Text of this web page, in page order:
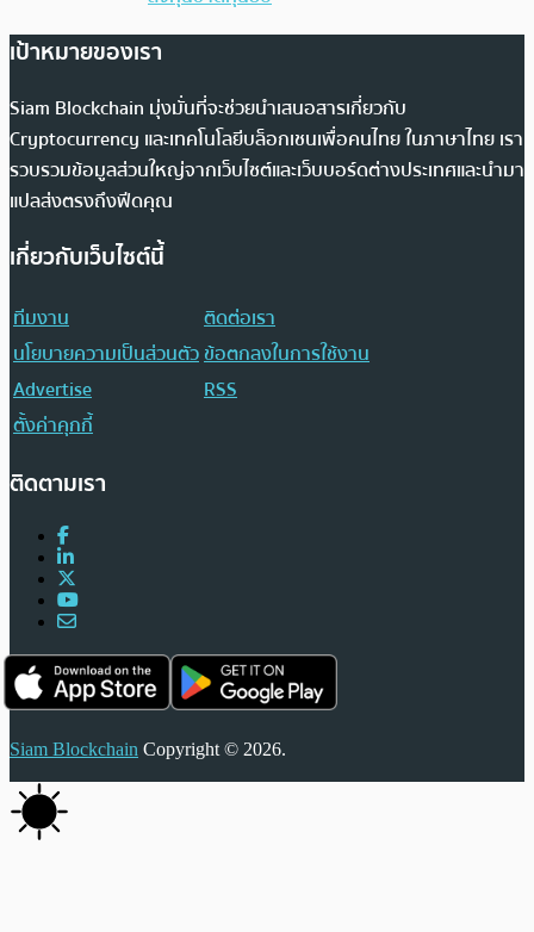
เป้าหมายของเรา
Siam Blockchain มุ่งมั่นที่จะช่วยนำเสนอสารเกี่ยวกับ
Cryptocurrency และเทคโนโลยีบล็อกเชนเพื่อคนไทย ในภาษาไทย เรา
รวบรวมข้อมูลส่วนใหญ่จากเว็บไซต์และเว็บบอร์ดต่างประเทศและนำมา
แปลส่งตรงถึงฟีดคุณ
เกี่ยวกับเว็บไซต์นี้
ทีมงาน
ติดต่อเรา
นโยบายความเป็นส่วนตัวข้อตกลงในการใช้งาน
Advertise
RSS
ตั้งค่าคุกกี้
ติดตามเรา
Siam Blockchain Copyright © 2026.